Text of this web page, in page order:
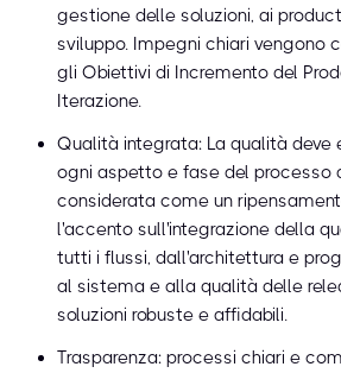
gestione delle soluzioni, ai
sviluppo. Impegni chiari vengono
gli Obiettivi di Incremento del
Iterazione.
Qualità integrata: La qualità deve
ogni aspetto e fase del processo
considerata come un
l'accento sull'integrazione della
tutti i flussi, dall'architettura e
al sistema e alla qualità delle
soluzioni robuste e affidabili.
Trasparenza: processi chiari e